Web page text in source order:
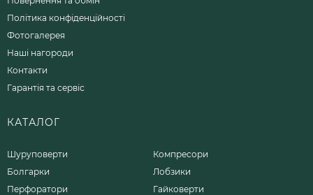
Політика конфіденційності
Фотогалерея
Наші нагороди
Контакти
Гарантія та сервіс
КАТАЛОГ
Шуруповерти
Болгарки
Перфоратори
Компресори
Лобзики
Гайковерти